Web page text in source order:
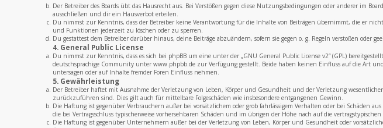
Der Betreiber des Boards übt das Hausrecht aus. Bei Verstößen gegen diese Nutzungsbedingungen oder anderer im
ausschließen und dir ein Hausverbot erteilen.
Du nimmst zur Kenntnis, dass der Betreiber keine Verantwortung für die Inhalte von Beiträgen übernimmt, die er
und Funktionen jederzeit zu löschen oder zu sperren.
Du gestattest dem Betreiber darüber hinaus, deine Beiträge abzuändern, sofern sie gegen o. g. Regeln verstoßen oder
4. General Public License
Du nimmst zur Kenntnis, dass es sich bei phpBB um eine unter der „GNU General Public License v2“ (GPL)
deutschsprachige Community unter www.phpbb.de zur Verfügung gestellt. Beide haben keinen Einfluss auf die Art
untersagen oder auf Inhalte fremder Foren Einfluss nehmen.
5. Gewährleistung
Der Betreiber haftet mit Ausnahme der Verletzung von Leben, Körper und Gesundheit und der Verletzung
zurückzuführen sind. Dies gilt auch für mittelbare Folgeschäden wie insbesondere entgangenen Gewinn.
Die Haftung ist gegenüber Verbrauchern außer bei vorsätzlichem oder grob fahrlässigem Verhalten oder bei
die bei Vertragsschluss typischerweise vorhersehbaren Schäden und im übrigen der Höhe nach auf die
Die Haftung ist gegenüber Unternehmern außer bei der Verletzung von Leben, Körper und Gesundheit oder